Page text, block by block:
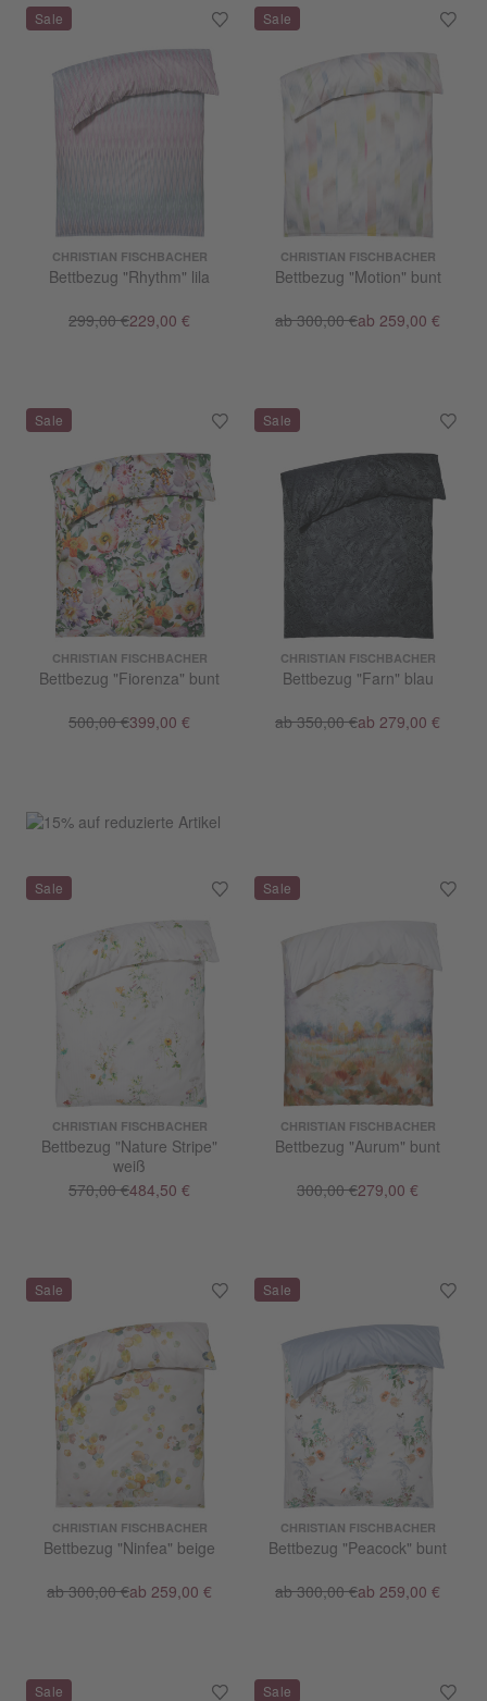
CHRISTIAN FISCHBACHER
Bettbezug "Rhythm" lila
299,00 €229,00 €
CHRISTIAN FISCHBACHER
Bettbezug "Motion" bunt
ab 300,00 €ab 259,00 €
CHRISTIAN FISCHBACHER
Bettbezug "Fiorenza" bunt
500,00 €399,00 €
CHRISTIAN FISCHBACHER
Bettbezug "Farn" blau
ab 350,00 €ab 279,00 €
CHRISTIAN FISCHBACHER
Bettbezug "Nature Stripe"
weiß
570,00 €484,50 €
CHRISTIAN FISCHBACHER
Bettbezug "Aurum" bunt
300,00 €279,00 €
CHRISTIAN FISCHBACHER
Bettbezug "Ninfea" beige
ab 300,00 €ab 259,00 €
CHRISTIAN FISCHBACHER
Bettbezug "Peacock" bunt
ab 300,00 €ab 259,00 €